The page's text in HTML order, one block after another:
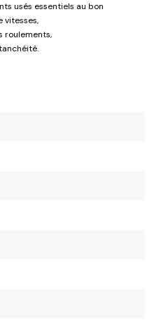
usés essentiels au bon
vitesses,
roulements,